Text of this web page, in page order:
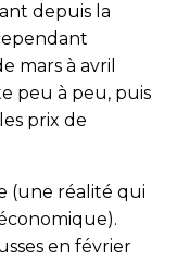
depuis la
mars à avril
peu à peu, puis
prix de
(une réalité qui
en février